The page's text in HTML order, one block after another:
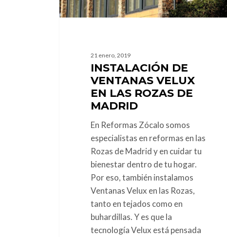
Madrid
21 enero, 2019
INSTALACIÓN DE
VENTANAS VELUX
EN LAS ROZAS DE
MADRID
En Reformas Zócalo somos
especialistas en reformas en las
Rozas de Madrid y en cuidar tu
bienestar dentro de tu hogar.
Por eso, también instalamos
Ventanas Velux en las Rozas,
tanto en tejados como en
buhardillas. Y es que la
tecnología Velux está pensada